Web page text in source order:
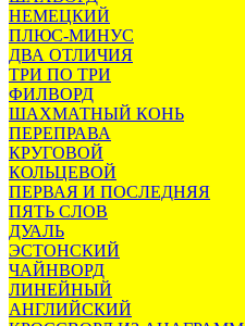
НЕМЕЦКИЙ
ПЛЮС-МИНУС
ДВА ОТЛИЧИЯ
ТРИ ПО ТРИ
ФИЛВОРД
ШАХМАТНЫЙ КОНЬ
ПЕРЕПРАВА
КРУГОВОЙ
КОЛЬЦЕВОЙ
ПЕРВАЯ И ПОСЛЕДНЯЯ
ПЯТЬ СЛОВ
ДУАЛЬ
ЭСТОНСКИЙ
ЧАЙНВОРД
ЛИНЕЙНЫЙ
АНГЛИЙСКИЙ